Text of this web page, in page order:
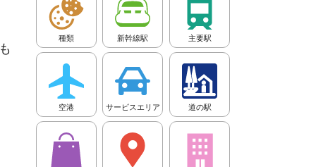
種類 新幹線駅 主要駅
空港 サービスエリア 道の駅